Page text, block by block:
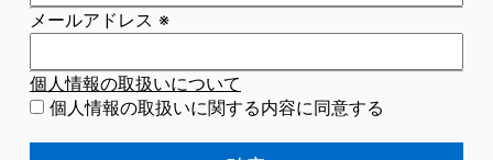
メールアドレス ※
個人情報の取扱いについて
個人情報の取扱いに関する内容に同意する